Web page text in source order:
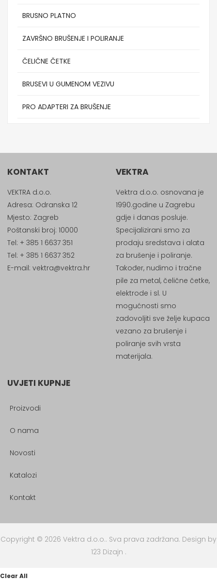
BRUSNO PLATNO
ZAVRŠNO BRUŠENJE I POLIRANJE
ČELIČNE ČETKE
BRUSEVI U GUMENOM VEZIVU
PRO ADAPTERI ZA BRUŠENJE
KONTAKT
VEKTRA d.o.o.
Adresa: Odranska 12
Mjesto: Zagreb
Poštanski broj: 10000
Tel: + 385 1 6637 351
Tel: + 385 1 6637 352
E-mail: vektra@vektra.hr
VEKTRA
Vektra d.o.o. osnovana je
1990.godine u Zagrebu
gdje i danas posluje.
Specijalizirani smo za
prodaju sredstava i alata
za brušenje i poliranje.
Također, nudimo i tračne
pile za metal, čelične četke,
elektrode i sl. U
mogućnosti smo
zadovoljiti sve želje kupaca
vezano za brušenje i
poliranje svih vrsta
materijala.
UVJETI KUPNJE
Proizvodi
O nama
Novosti
Katalozi
Kontakt
Copyright © 2026 Vektra d.o.o.. Sva prava zadržana. Design by
123 Dizajn .
Clear All